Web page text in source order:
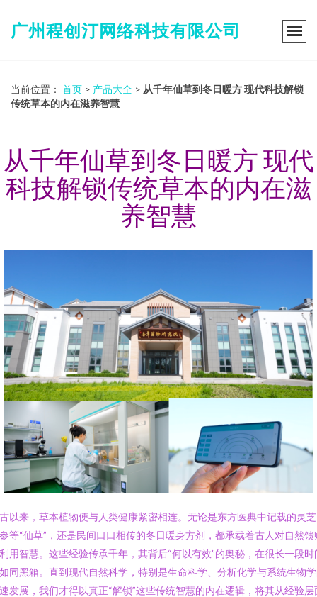
广州程创汀网络科技有限公司
当前位置： 首页 > 产品大全 > 从千年仙草到冬日暖方 现代科技解锁
传统草本的内在滋养智慧
从千年仙草到冬日暖方 现代
科技解锁传统草本的内在滋
养智慧
以来，草本植物便与人类健康紧密相连。无论是东方医典中记载的灵
等“仙草”，还是民间口口相传的冬日暖身方剂，都承载着古人对自然馈
用智慧。这些经验传承千年，其背后“何以有效”的奥秘，在很长一段时
同黑箱。直到现代自然科学，特别是生命科学、分析化学与系统生物
发展，我们才得以真正“解锁”这些传统智慧的内在逻辑，将其从经验层